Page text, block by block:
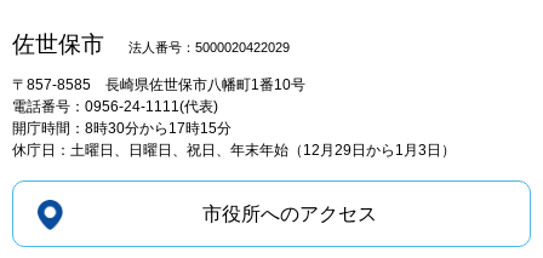
佐世保市 法人番号：5000020422029
〒857-8585 長崎県佐世保市八幡町1番10号
電話番号：0956-24-1111(代表)
開庁時間：8時30分から17時15分
休庁日：土曜日、日曜日、祝日、年末年始（12月29日から1月3日）
市役所へのアクセス